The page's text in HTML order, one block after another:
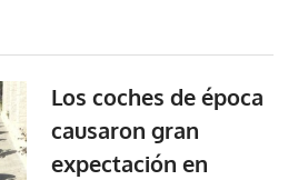
Los coches de época
causaron gran
expectación en